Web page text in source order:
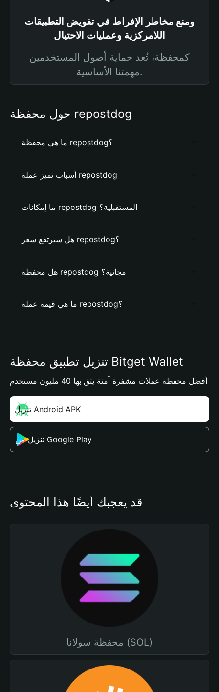
ومنع مخاطر الإفراط في تفويض التطبيقات
اللامركزية وعمليات الاحتيال
كمحفظة، تُعد حماية أصول المستخدمين
مهمتنا الأساسية.
حول محفظة repostdog
ما هي محفظة repostdog؟
أسباب تميز عملة repostdog
ما إمكانات repostdog المستقبلية؟
هل سيرتفع سعر repostdog؟
هل محفظة repostdog مجانية؟
ما هي قيمة عملة repostdog؟
تنزيل تطبيق محفظة Bitget Wallet
أفضل محفظة عملات مشفرة آمنة يثق بها 40 مليون مستخدم
تنزيل Android APK
تنزيل من Google Play
قد يعجبك أيضًا هذا المحتوى
محفظة سولانا (SOL)